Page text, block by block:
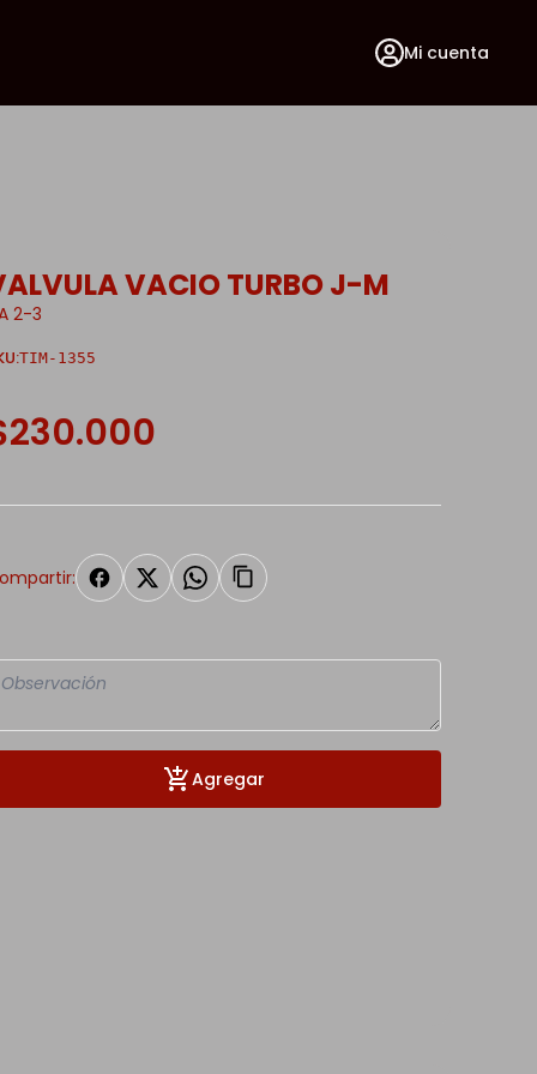
Mi cuenta
VACIO TURBO J-M
2-3
TIM-1355
Agregar